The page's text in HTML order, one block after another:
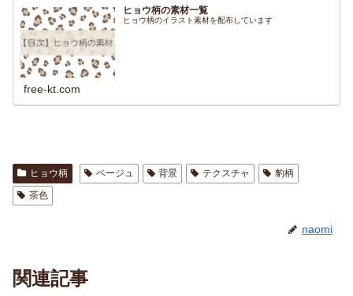
ヒョウ柄の素材一覧
ヒョウ柄のイラスト素材を配布しています
free-kt.com
ヒョウ柄 ベージュ 背景 テクスチャ
豹柄
茶色
naomi
関連記事